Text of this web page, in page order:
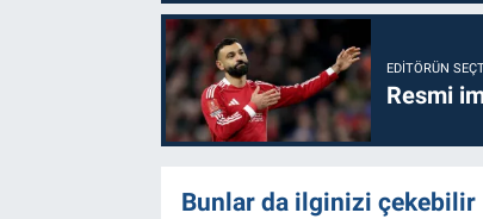
EDITÖRÜN
Resmi
Bunlar da ilginizi çekebilir